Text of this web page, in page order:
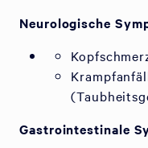
Neurologische
Gastrointestinale